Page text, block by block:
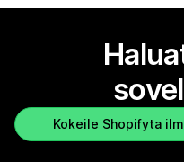
Kokeile Shopifyta